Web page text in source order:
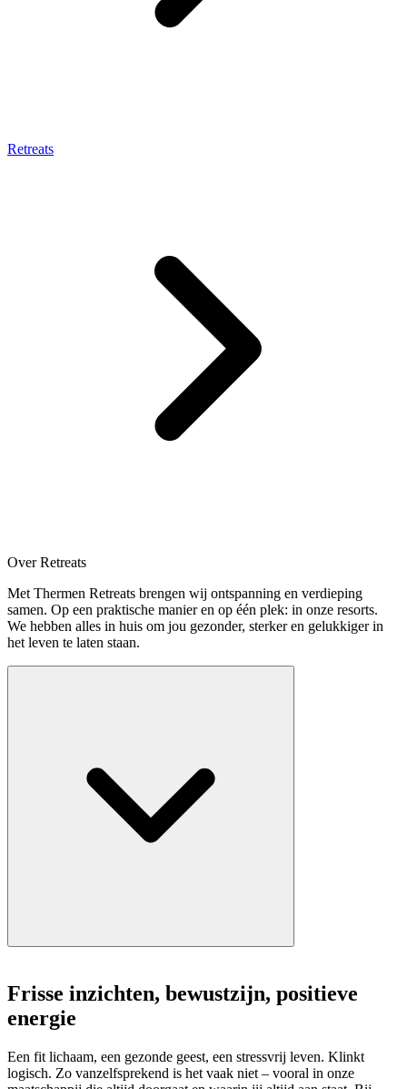
Retreats
Over Retreats
Met Thermen Retreats brengen wij ontspanning en verdieping
samen. Op een praktische manier en op één plek: in onze resorts.
We hebben alles in huis om jou gezonder, sterker en gelukkiger in
het leven te laten staan.
Frisse inzichten, bewustzijn, positieve
energie
Een fit lichaam, een gezonde geest, een stressvrij leven. Klinkt
logisch. Zo vanzelfsprekend is het vaak niet – vooral in onze